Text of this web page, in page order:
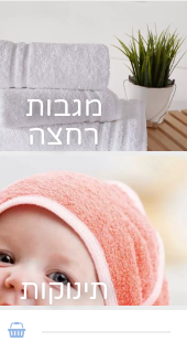
מגבות
רחצה
תינוקות